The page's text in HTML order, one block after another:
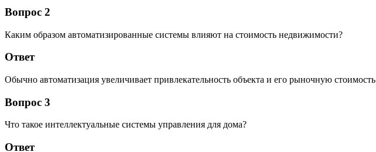
Вопрос 2
Каким образом автоматизированные системы влияют на стоимость недвижимости?
Ответ
Обычно автоматизация увеличивает привлекательность объекта и его рыночную
Вопрос 3
Что такое интеллектуальные системы управления для дома?
Ответ